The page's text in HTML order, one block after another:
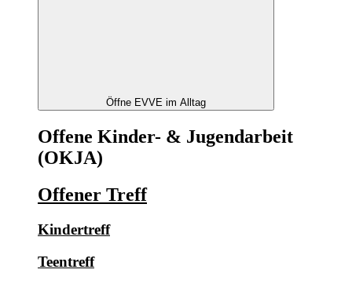
Öffne EVVE im Alltag
Offene Kinder- & Jugendarbeit
(OKJA)
Offener Treff
Kindertreff
Teentreff